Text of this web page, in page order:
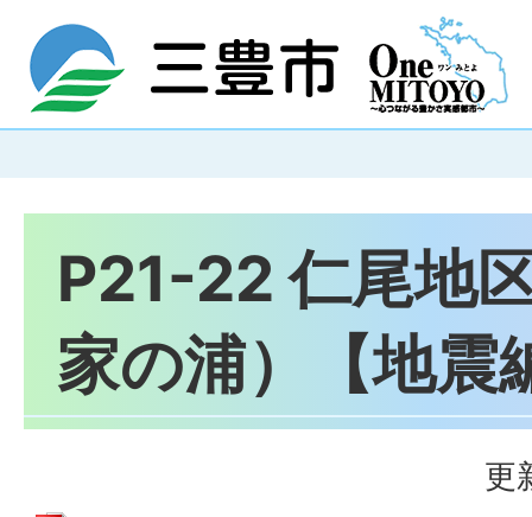
P21-22 仁尾地
家の浦）【地震
更